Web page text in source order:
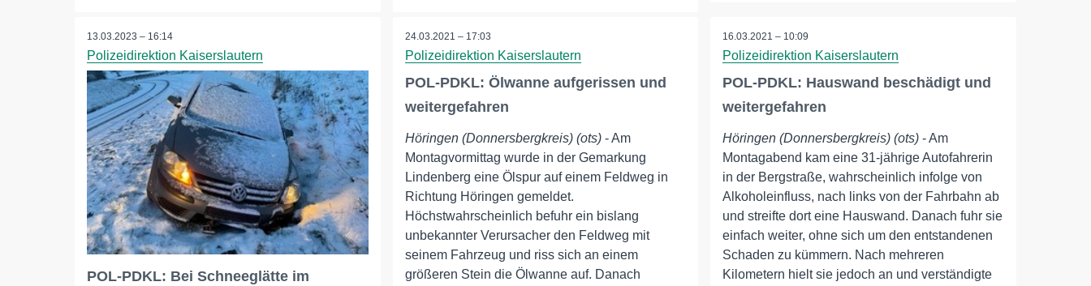
13.03.2023 – 16:14
Polizeidirektion Kaiserslautern
POL-PDKL: Bei Schneeglätte im
24.03.2021 – 17:03
Polizeidirektion Kaiserslautern
POL-PDKL: Ölwanne aufgerissen und
weitergefahren
Höringen (Donnersbergkreis) (ots)- Am
Montagvormittag wurde in der Gemarkung
Lindenberg eine Ölspur auf einem Feldweg in
Richtung Höringen gemeldet.
Höchstwahrscheinlich befuhr ein bislang
unbekannter Verursacher den Feldweg mit
seinem Fahrzeug und riss sich an einem
größeren Stein die Ölwanne auf. Danach
16.03.2021 – 10:09
Polizeidirektion Kaiserslautern
POL-PDKL: Hauswand beschädigt und
weitergefahren
Höringen (Donnersbergkreis) (ots) - Am
Montagabend kam eine 31-jährige Autofahrerin
in der Bergstraße, wahrscheinlich infolge von
Alkoholeinfluss, nach links von der Fahrbahn ab
und streifte dort eine Hauswand. Danach fuhr sie
einfach weiter, ohne sich um den entstandenen
Schaden zu kümmern. Nach mehreren
Kilometern hielt sie jedoch an und verständigte